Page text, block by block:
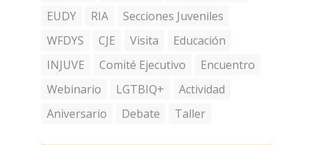
EUDY
RIA
Secciones Juveniles
WFDYS
CJE Visita
Educación
INJUVE
Comité Ejecutivo
Encuentro
Webinario
LGTBIQ+
Actividad
Aniversario
Debate Taller